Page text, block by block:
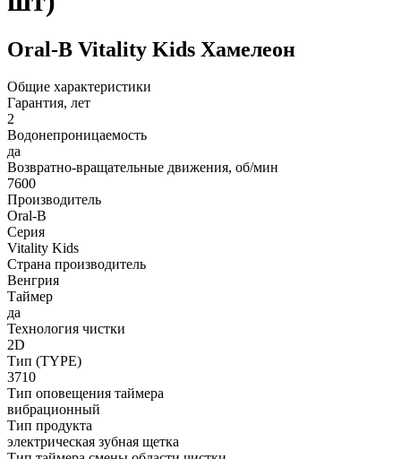
Oral-B Vitality Kids Хамелеон
Общие характеристики
Гарантия, лет
2
Водонепроницаемость
да
Возвратно-вращательные движения, об/мин
7600
Производитель
Oral-B
Серия
Vitality Kids
Страна производитель
Венгрия
Таймер
да
Технология чистки
2D
Тип (TYPE)
3710
Тип оповещения таймера
вибрационный
Тип продукта
электрическая зубная щетка